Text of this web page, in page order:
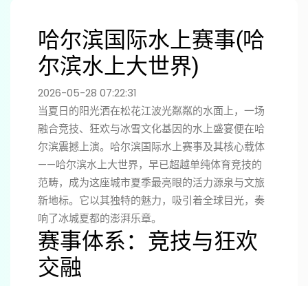
哈尔滨国际水上赛事(哈
尔滨水上大世界)
2026-05-28 07:22:31
当夏日的阳光洒在松花江波光粼粼的水面上，一场
融合竞技、狂欢与冰雪文化基因的水上盛宴便在哈
尔滨震撼上演。哈尔滨国际水上赛事及其核心载体
——哈尔滨水上大世界，早已超越单纯体育竞技的
范畴，成为这座城市夏季最亮眼的活力源泉与文旅
新地标。它以其独特的魅力，吸引着全球目光，奏
响了冰城夏都的澎湃乐章。
赛事体系：竞技与狂欢
交融